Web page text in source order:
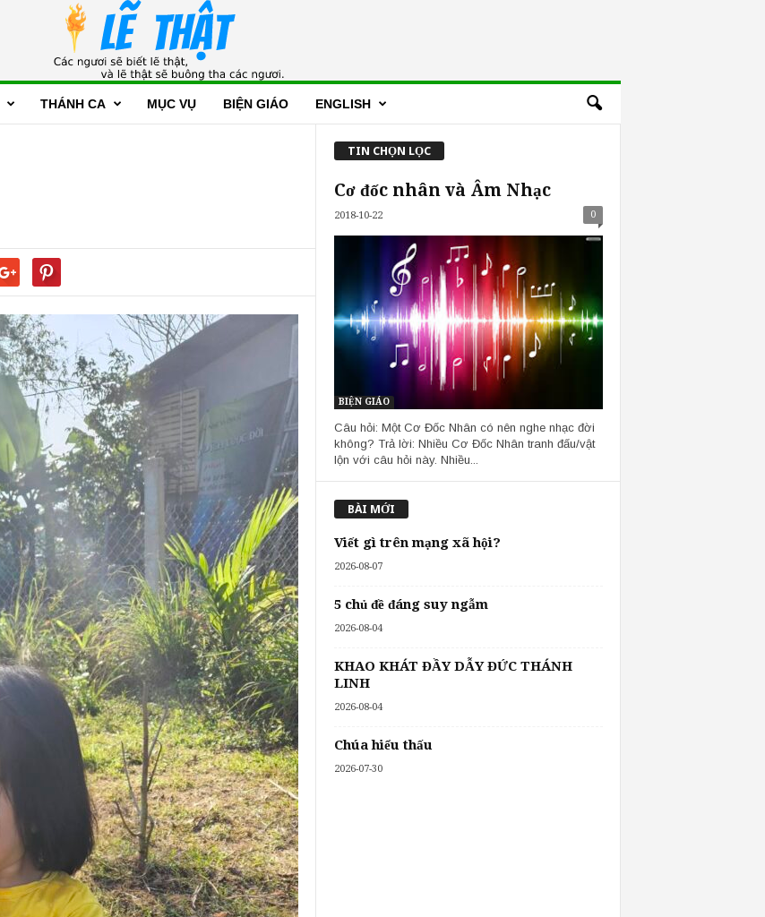
THÁNH CA MỤC VỤ BIỆN GIÁO ENGLISH
TIN CHỌN LỌC
Cơ đốc nhân và Âm Nhạc
2018-10-22 0
BIỆN GIÁO
Câu hỏi: Một Cơ Đốc Nhân có nên nghe nhạc đời
không? Trả lời: Nhiều Cơ Đốc Nhân tranh đấu/vật
lộn với câu hỏi này. Nhiều...
BÀI MỚI
Viết gì trên mạng xã hội?
2026-08-07
5 chủ đề đáng suy ngẫm
2026-08-04
KHAO KHÁT ĐẦY DẪY ĐỨC THÁNH
LINH
2026-08-04
Chúa hiểu thấu
2026-07-30